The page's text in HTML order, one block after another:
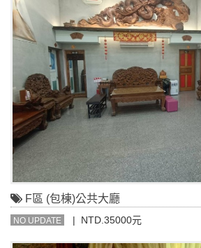
F區 (包棟)公共大廳
NO UPDATE | NTD.35000元